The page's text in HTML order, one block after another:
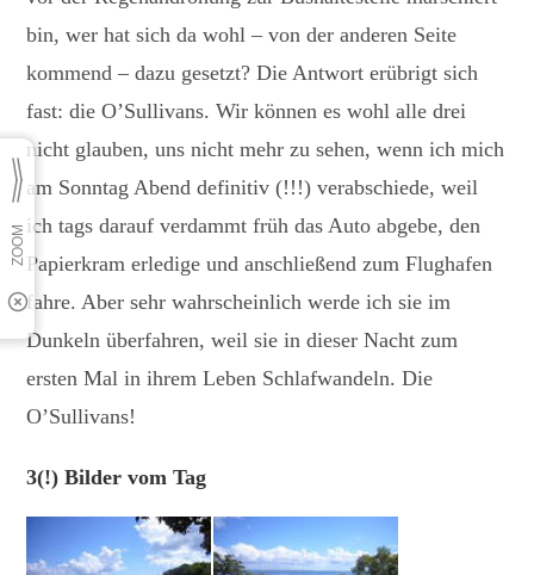
bin, wer hat sich da wohl – von der anderen Seite
kommend – dazu gesetzt? Die Antwort erübrigt sich
fast: die O’Sullivans. Wir können es wohl alle drei
nicht glauben, uns nicht mehr zu sehen, wenn ich mich
am Sonntag Abend definitiv (!!!) verabschiede, weil
ich tags darauf verdammt früh das Auto abgebe, den
Papierkram erledige und anschließend zum Flughafen
fahre. Aber sehr wahrscheinlich werde ich sie im
Dunkeln überfahren, weil sie in dieser Nacht zum
ersten Mal in ihrem Leben Schlafwandeln. Die
O’Sullivans!
3(!) Bilder vom Tag